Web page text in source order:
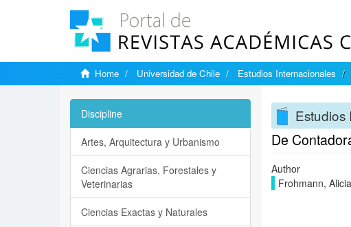
Home Universidad de Chile Estudios Internacionales
Estudios
De
Author
Frohmann, Alicia
Discipline
Artes, Arquitectura y Urbanismo
Ciencias Agrarias, Forestales y
Veterinarias
Ciencias Exactas y Naturales